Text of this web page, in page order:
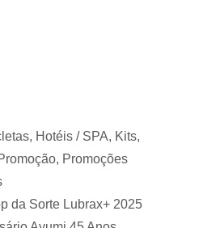
, Hotéis / SPA, Kits,
, Promoções
da Sorte Lubrax+ 2025